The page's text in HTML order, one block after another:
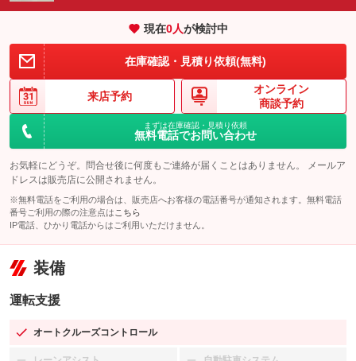
現在0人が検討中
在庫確認・見積り依頼(無料)
来店予約
オンライン
商談予約
まずは在庫確認・見積り依頼
無料電話でお問い合わせ
お気軽にどうぞ。問合せ後に何度もご連絡が届くことはありません。 メールア
ドレスは販売店に公開されません。
※無料電話をご利用の場合は、販売店へお客様の電話番号が通知されます。無料電話
番号ご利用の際の注意点は こちら
IP電話、ひかり電話からはご利用いただけません。
装備
運転支援
オートクルーズコントロール
：装備あり